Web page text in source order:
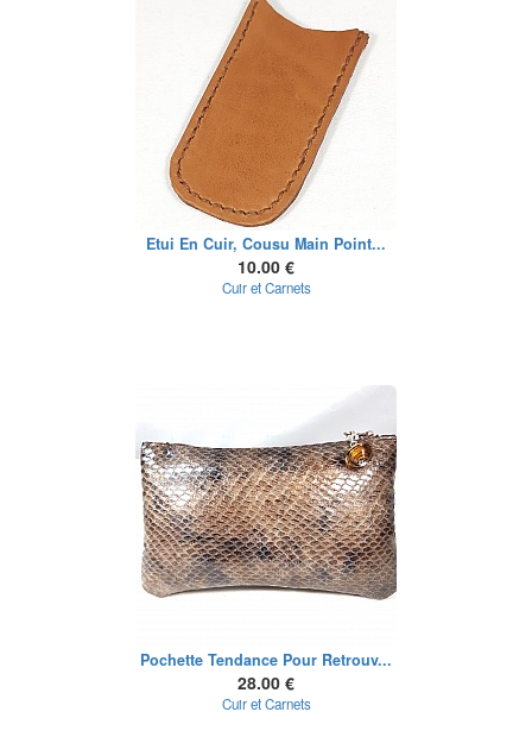
Etui En Cuir, Cousu Main Point...
10.00 €
Cuir et Carnets
Pochette Tendance Pour Retrouv...
28.00 €
Cuir et Carnets